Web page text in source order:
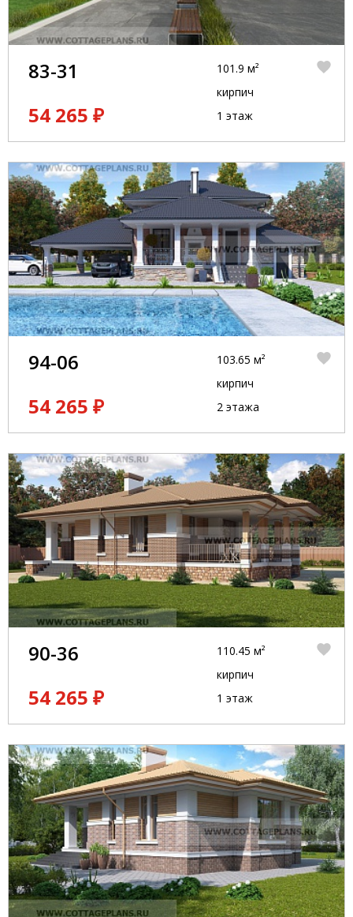
83-31
54 265 ₽
101.9 м²
кирпич
1 этаж
94-06
54 265 ₽
103.65 м²
кирпич
2 этажа
90-36
54 265 ₽
110.45 м²
кирпич
1 этаж